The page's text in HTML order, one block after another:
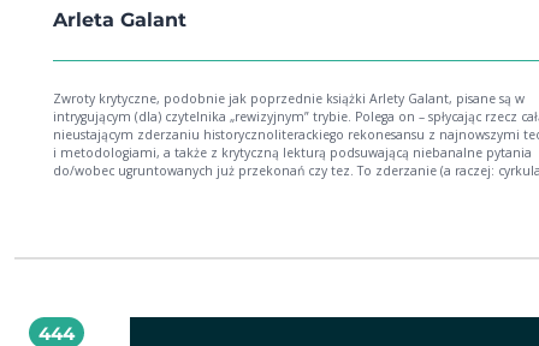
Arleta Galant
Zwroty krytyczne, podobnie jak poprzednie książki Arlety Galant, pisane są w
intrygującym (dla) czytelnika „rewizyjnym” trybie. Polega on – spłycając rzecz
nieustającym zderzaniu historycznoliterackiego rekonesansu z najnowszymi
i metodologiami, a także z krytyczną lekturą podsuwającą niebanalne pytania
do/wobec ugruntowanych już przekonań czy tez. To zderzanie (a raczej:
teoretycznych umocowań. Takim trybem czytanio-pisania Arleta Galant
kwestiami i kłopotliwymi pytaniami, stawianymi różnym feministycznym
444